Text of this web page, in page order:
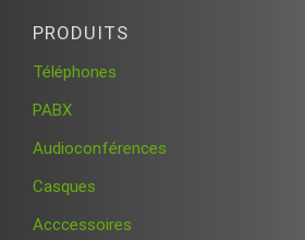
PRODUITS
Téléphones
PABX
Audioconférences
Casques
Acccessoires